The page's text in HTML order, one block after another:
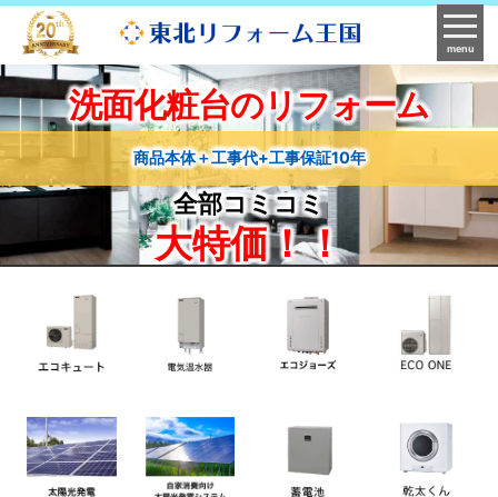
menu
洗面化粧台のリフォーム
商品本体＋工事代+工事保証10年
全部コミコミ
大特価！！